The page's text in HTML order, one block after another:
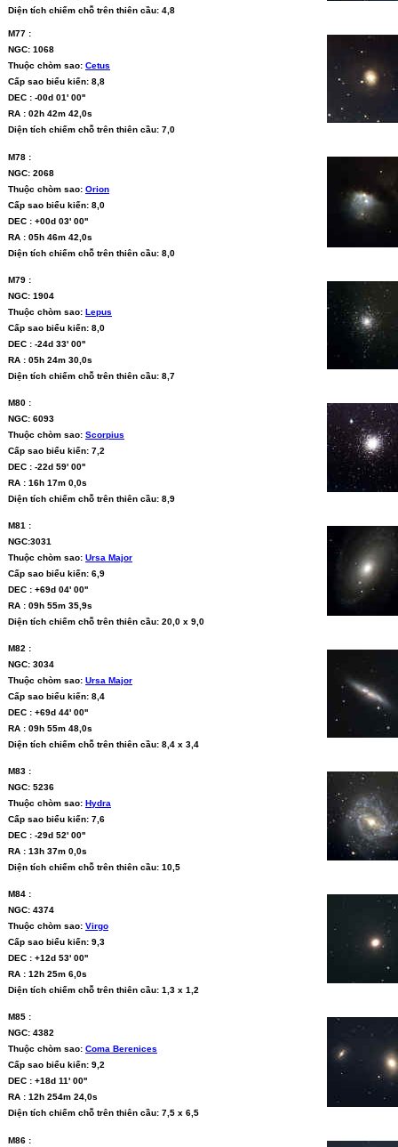
Diện tích chiếm chỗ trên thiên cầu: 4,8
M77 :
NGC: 1068
Thuộc chòm sao: Cetus
Cấp sao biểu kiến: 8,8
DEC : -00d 01' 00''
RA : 02h 42m 42,0s
Diện tích chiếm chỗ trên thiên cầu: 7,0
M78 :
NGC: 2068
Thuộc chòm sao: Orion
Cấp sao biểu kiến: 8,0
DEC : +00d 03' 00''
RA : 05h 46m 42,0s
Diện tích chiếm chỗ trên thiên cầu: 8,0
M79 :
NGC: 1904
Thuộc chòm sao: Lepus
Cấp sao biểu kiến: 8,0
DEC : -24d 33' 00''
RA : 05h 24m 30,0s
Diện tích chiếm chỗ trên thiên cầu: 8,7
M80 :
NGC: 6093
Thuộc chòm sao: Scorpius
Cấp sao biểu kiến: 7,2
DEC : -22d 59' 00''
RA : 16h 17m 0,0s
Diện tích chiếm chỗ trên thiên cầu: 8,9
M81 :
NGC:3031
Thuộc chòm sao: Ursa Major
Cấp sao biểu kiến: 6,9
DEC : +69d 04' 00''
RA : 09h 55m 35,9s
Diện tích chiếm chỗ trên thiên cầu: 20,0 x 9,0
M82 :
NGC: 3034
Thuộc chòm sao: Ursa Major
Cấp sao biểu kiến: 8,4
DEC : +69d 44' 00''
RA : 09h 55m 48,0s
Diện tích chiếm chỗ trên thiên cầu: 8,4 x 3,4
M83 :
NGC: 5236
Thuộc chòm sao: Hydra
Cấp sao biểu kiến: 7,6
DEC : -29d 52' 00''
RA : 13h 37m 0,0s
Diện tích chiếm chỗ trên thiên cầu: 10,5
M84 :
NGC: 4374
Thuộc chòm sao: Virgo
Cấp sao biểu kiến: 9,3
DEC : +12d 53' 00''
RA : 12h 25m 6,0s
Diện tích chiếm chỗ trên thiên cầu: 1,3 x 1,2
M85 :
NGC: 4382
Thuộc chòm sao: Coma Berenices
Cấp sao biểu kiến: 9,2
DEC : +18d 11' 00''
RA : 12h 254m 24,0s
Diện tích chiếm chỗ trên thiên cầu: 7,5 x 6,5
M86 :